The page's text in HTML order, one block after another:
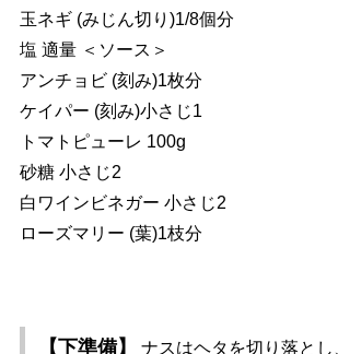
玉ネギ (みじん切り)1/8個分
塩 適量 ＜ソース＞
アンチョビ (刻み)1枚分
ケイパー (刻み)小さじ1
トマトピューレ 100g
砂糖 小さじ2
白ワインビネガー 小さじ2
ローズマリー (葉)1枝分
【下準備】 ナスはヘタを切り落と